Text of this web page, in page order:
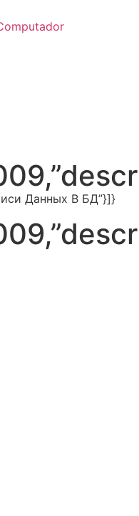
Данных В БД”}]}